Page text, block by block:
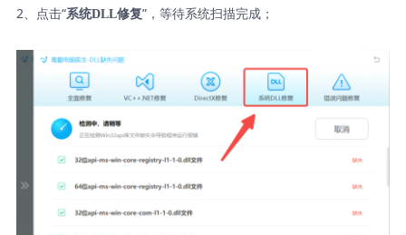
2、点击“系统DLL修复”，等待系统扫描完成；